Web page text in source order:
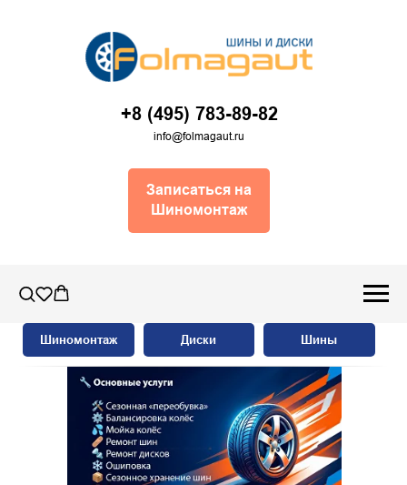
+8 (495) 783-89-82
info@folmagaut.ru
Записаться на
Шиномонтаж
Шиномонтаж Диски Шины